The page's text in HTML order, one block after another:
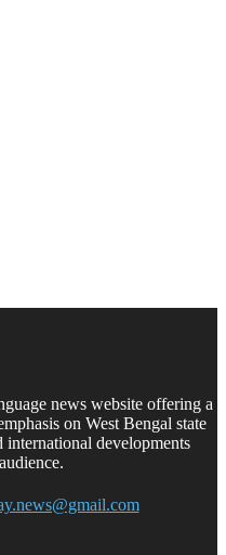
news website offering a
on West Bengal state
developments